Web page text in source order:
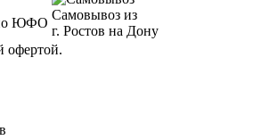
по ЮФО
Самовывоз из
г. Ростов на Дону
офертой.